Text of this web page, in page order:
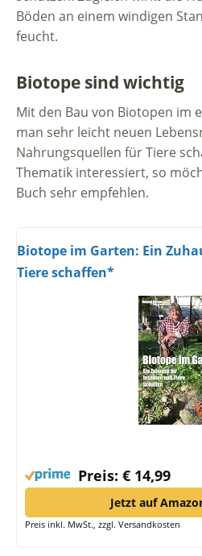
Böden an einem windigen
feucht.
Biotope sind wichtig
Mit den Bau von Biotopen im
man sehr leicht neuen
Nahrungsquellen für Tiere
Thematik interessiert, so
Buch sehr empfehlen.
Biotope im Garten: Ein
Tiere schaffen*
Preis: € 14,99
Jetzt auf
Preis inkl. MwSt., zzgl. Versandkosten